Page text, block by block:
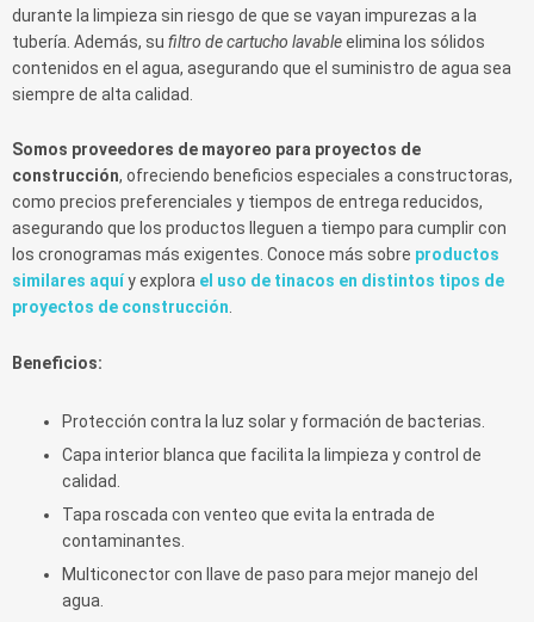
durante la limpieza sin riesgo de que se vayan impurezas a la
tubería. Además, su filtro de cartucho lavableelimina los sólidos
contenidos en el agua, asegurando que el suministro de agua sea
siempre de alta calidad.
Somos proveedores de mayoreo para proyectos de
construcción, ofreciendo beneficios especiales a constructoras,
como precios preferenciales y tiempos de entrega reducidos,
asegurando que los productos lleguen a tiempo para cumplir con
los cronogramas más exigentes. Conoce más sobre productos
similares aquíy explora el uso de tinacos en distintos tipos de
proyectos de construcción
Beneficios:
Protección contra la luz solar y formación de bacterias.
Capa interior blanca que facilita la limpieza y control de
calidad.
Tapa roscada con venteo que evita la entrada de
contaminantes.
Multiconector con llave de paso para mejor manejo del
agua.